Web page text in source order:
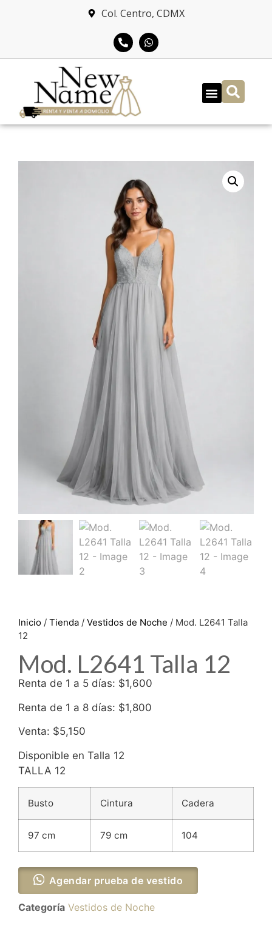
Col. Centro, CDMX
Inicio / Tienda / Vestidos de Noche / Mod. L2641 Talla
12
Mod. L2641 Talla 12
Renta de 1 a 5 días: $1,600
Renta de 1 a 8 días: $1,800
Venta: $5,150
Disponible en Talla 12
TALLA 12
Busto Cintura Cadera
97 cm 79 cm 104
Agendar prueba de vestido
Categoría Vestidos de Noche